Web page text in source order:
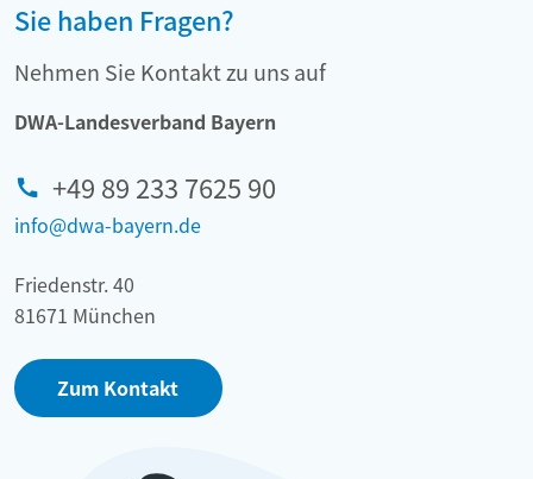
Sie haben Fragen?
Nehmen Sie Kontakt zu uns auf
DWA-Landesverband Bayern
+49 89 233 7625 90
info@dwa-bayern.de
Friedenstr. 40
81671 München
Zum Kontakt